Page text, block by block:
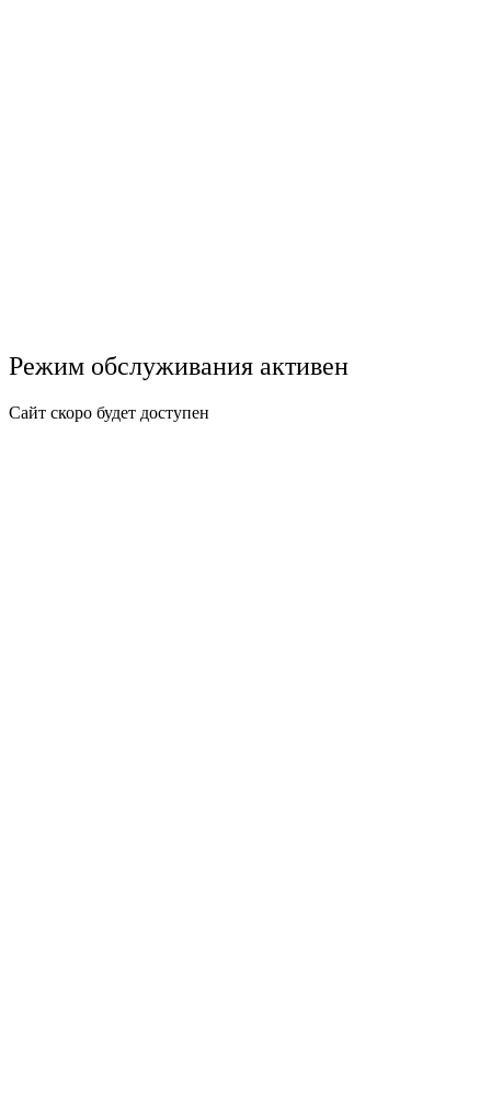
Режим обслуживания активен
Сайт скоро будет доступен